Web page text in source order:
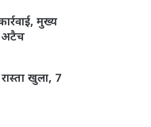
मुख्य
अटैच
खुला, 7